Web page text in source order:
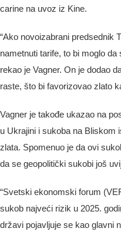
carine na uvoz iz Kine.
“Ako novoizabrani predsednik
nametnuti tarife, to bi moglo
rekao je Vagner. On je dodao
raste, što bi favorizovao zlato
Vagner je takođe ukazao na
u Ukrajini i sukoba na Bliskom
zlata. Spomenuo je da ovi
da se geopolitički sukobi još
“Svetski ekonomski forum
sukob najveći rizik u 2025.
državi pojavljuje se kao glavni